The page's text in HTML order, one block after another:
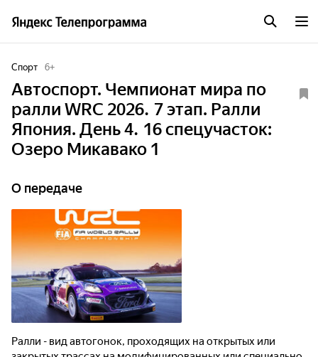
Спорт 6+
Автоспорт. Чемпионат мира по
ралли WRC 2026. 7 этап. Ралли
Япония. День 4. 16 спецучасток:
Озеро Микавако 1
О передаче
Ралли - вид автогонок, проходящих на открытых или